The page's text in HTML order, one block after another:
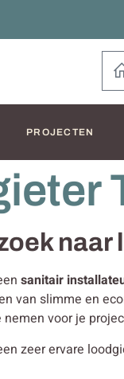
PROJECTEN
sanitair
van slimme en
voor je
zeer ervare